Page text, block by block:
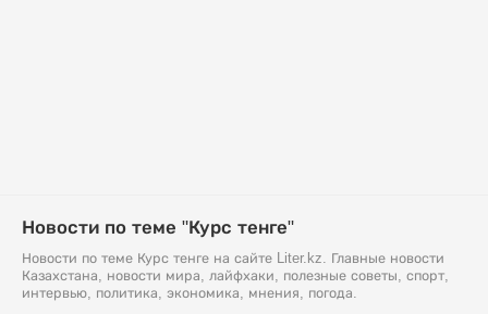
Новости по теме "Курс тенге"
Новости по теме Курс тенге на сайте Liter.kz. Главные новости
Казахстана, новости мира, лайфхаки, полезные советы, спорт,
интервью, политика, экономика, мнения, погода.